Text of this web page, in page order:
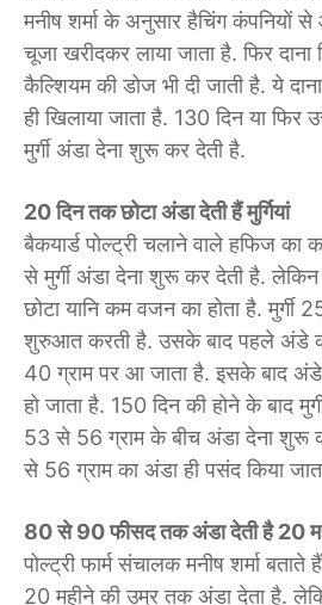
मनीष शर्मा के अनुसार हैचिंग कंपनियों
चूजा खरीदकर लाया जाता है. फिर
कैल्शियम की डोज भी दी जाती है. ये
ही खिलाया जाता है. 130 दिन या
मुर्गी अंडा देना शुरू कर देती है.
20 दिन तक छोटा अंडा देती हैं मुर्गियां
बैकयार्ड पोल्ट्री चलाने वाले हफिज का
से मुर्गी अंडा देना शुरू कर देती है.
छोटा यानि कम वजन का होता है.
शुरुआत करती है. उसके बाद पहले अंडे
40 ग्राम पर आ जाता है. इसके बाद
हो जाता है. 150 दिन की होने के बाद
53 से 56 ग्राम के बीच अंडा देना शुरू
से 56 ग्राम का अंडा ही पसंद किया
80 से 90 फीसद तक अंडा देती है 20
पोल्ट्री फार्म संचालक मनीष शर्मा बताते
20 महीने की उम्र तक अंडा देता है.